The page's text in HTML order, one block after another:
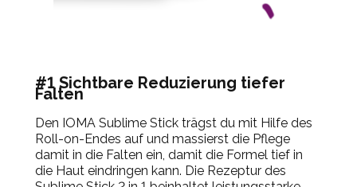
#1 Sichtbare Reduzierung tiefer
Falten
Den IOMA Sublime Stick trägst du mit Hilfe des
Roll-on-Endes auf und massierst die Pflege
damit in die Falten ein, damit die Formel tief in
die Haut eindringen kann. Die Rezeptur des